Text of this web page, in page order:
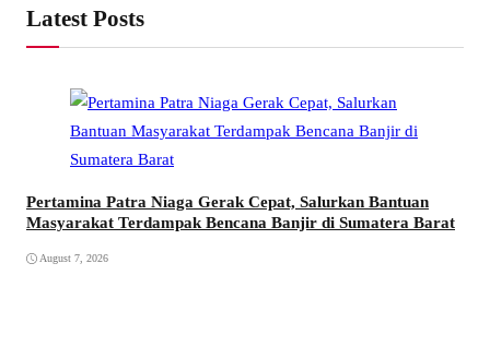
Latest Posts
Pertamina Patra Niaga Gerak Cepat, Salurkan Bantuan
Masyarakat Terdampak Bencana Banjir di Sumatera Barat
August 7, 2026